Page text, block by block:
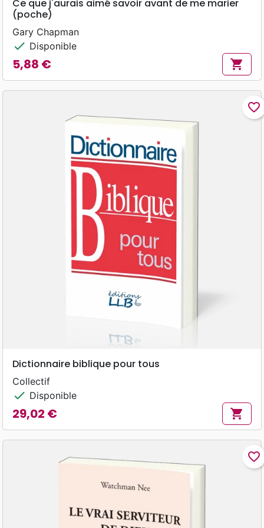
Ce que j'aurais aimé savoir avant de me marier
(poche)
Gary Chapman
check Disponible
Prix
5,88 € shopping_cart
favorite_border
Dictionnaire biblique pour tous
Collectif
check Disponible
Prix
29,02 € shopping_cart
favorite_border